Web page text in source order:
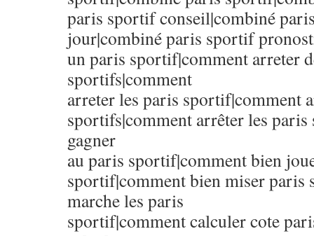
paris sportif conseil|combiné
jour|combiné paris sportif
un paris sportif|comment arreter
sportifs|comment
arreter les paris sportif|comment
sportifs|comment arrêter les
gagner
au paris sportif|comment bien
sportif|comment bien miser paris
marche les paris
sportif|comment calculer cote